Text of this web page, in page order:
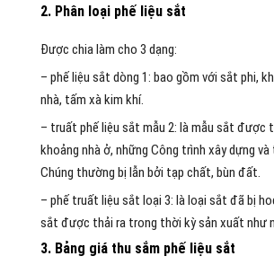
2. Phân loại phếliệu sắt
Được chialàm cho 3 dạng:
– phếliệu sắt dòng 1: bao gồm với sắt phi,
nhà, tấm xàkim khí.
– truất phếliệu sắt mẫu 2: làmẫu sắt được
khoảng nhà ở, những Công trình xây dựng và
Chúng thường bị lẫn bởi tạp chất, bùn đất.
– phế truất liệu sắt loại 3: làloại sắt đã bị
sắt được thải ra trong thời kỳsản xuất như
3. Bảng giá thu sắm phếliệu sắt